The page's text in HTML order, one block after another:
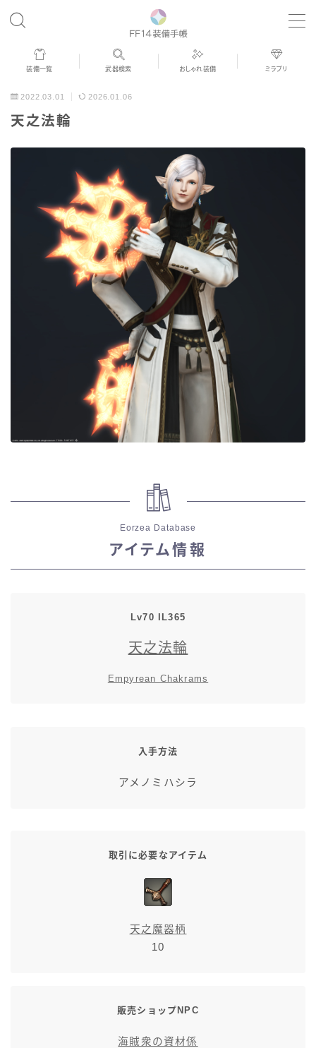
MENU
歴代ジョブAF
アネモス（染色可能紅蓮AF）
眼鏡
バイザー
ノースリーブ
装備一覧 武器検索 おしゃれ装備 ミラプリ
2022.03.01 2026.01.06
天之法輪
Eorzea Database
アイテム情報
Lv70 IL365
天之法輪
Empyrean Chakrams
入手方法
アメノミハシラ
取引に必要なアイテム
天之魔器柄
10
販売ショップNPC
海賊衆の資材係